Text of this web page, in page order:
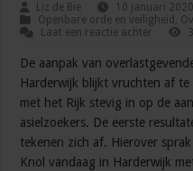
Liz de Bie
10 januari 2020
Openbare orde en veiligheid ,
Laat een reactie achter
De aanpak van
Harderwijk blijkt vruchten af te
met het Rijk stevig in op de
asielzoekers. De eerste
tekenen zich af. Hierover
Knol vandaag in Harderwijk